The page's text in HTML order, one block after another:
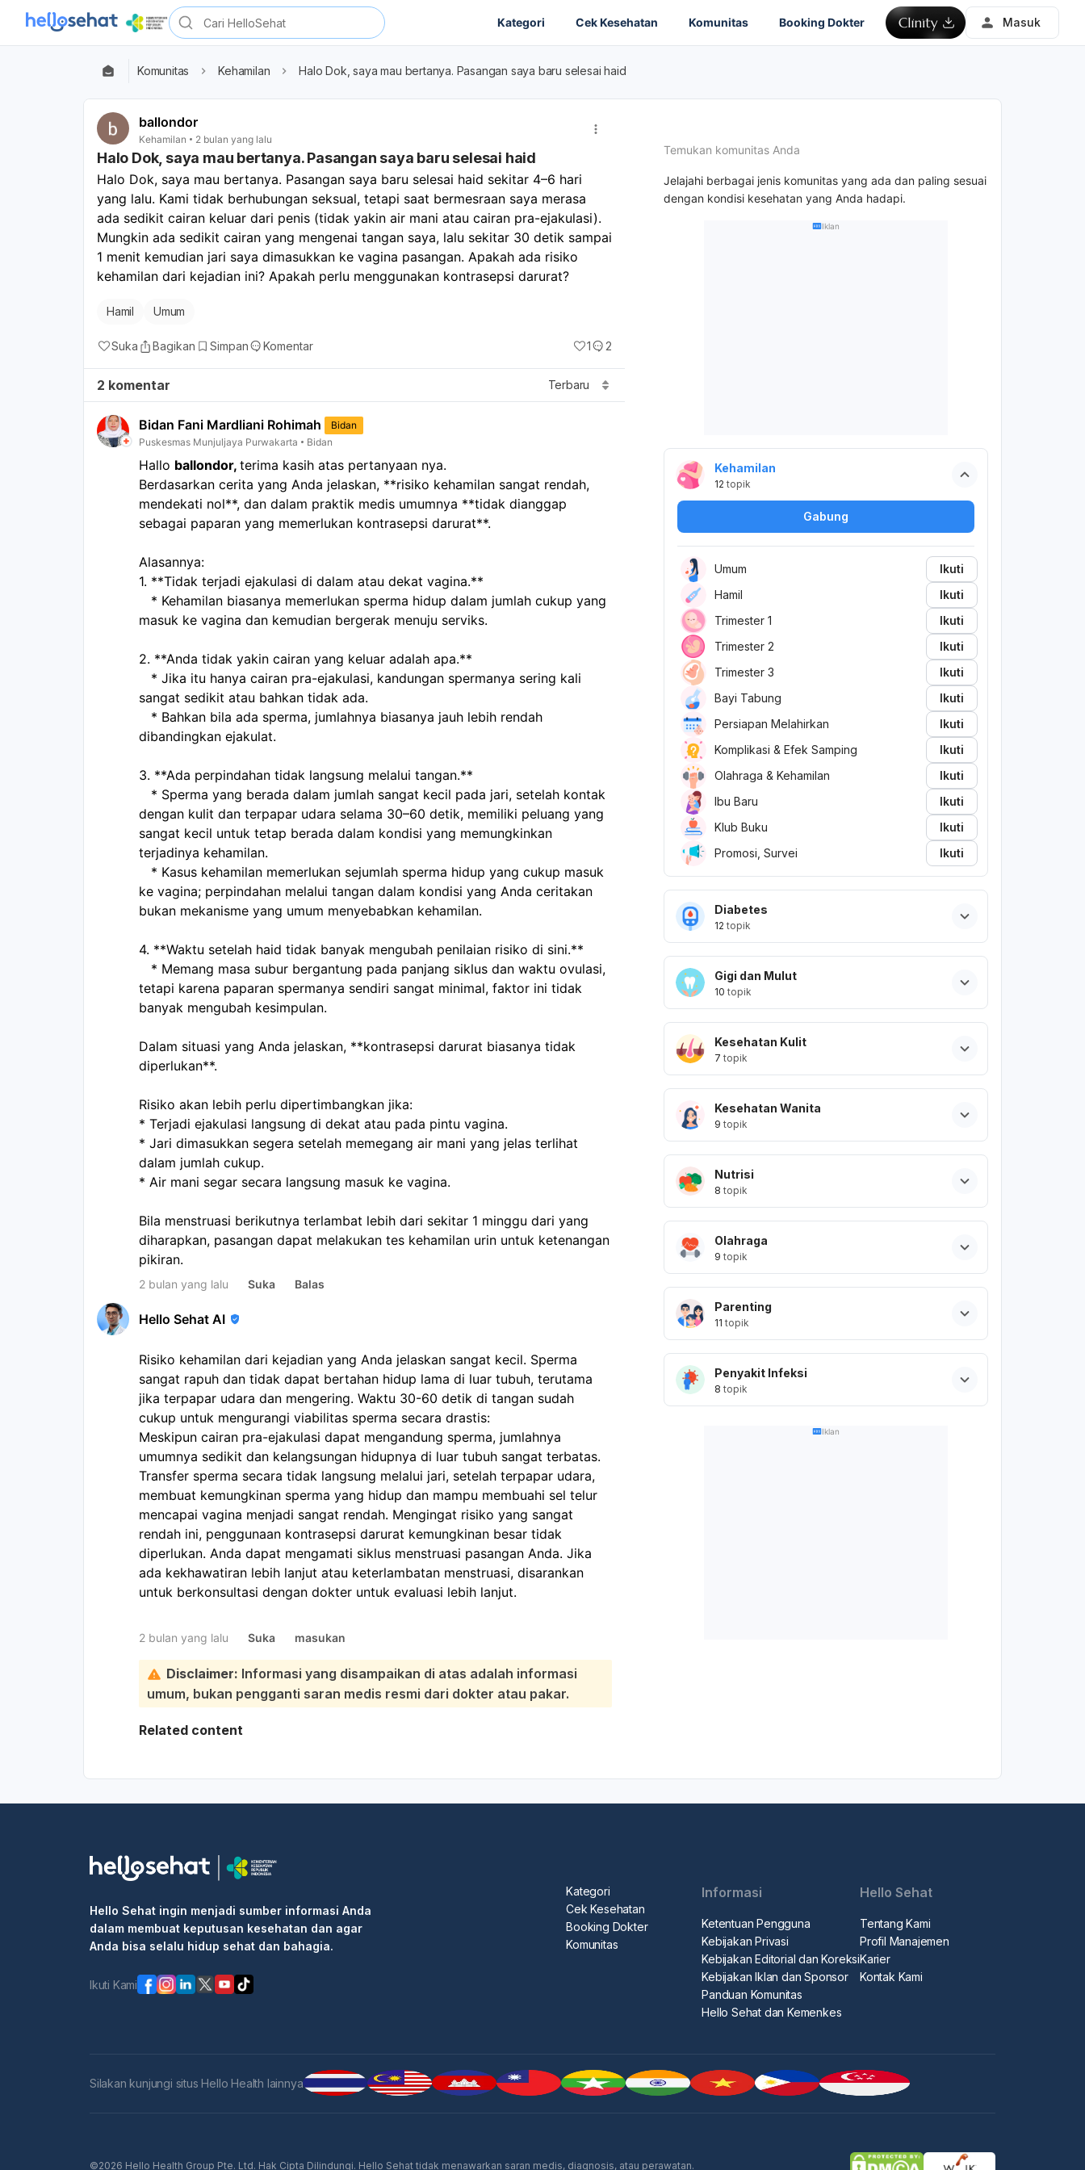
Kategori Cek Kesehatan Komunitas Booking Dokter Masuk
Komunitas Kehamilan Halo Dok, saya mau bertanya. Pasangan saya baru selesai haid
ballondor
Kehamilan 2 bulan yang lalu
Halo Dok, saya mau bertanya. Pasangan saya baru selesai haid
Halo Dok, saya mau bertanya. Pasangan saya baru selesai haid sekitar 4–6 hari
yang lalu. Kami tidak berhubungan seksual, tetapi saat bermesraan saya merasa
ada sedikit cairan keluar dari penis (tidak yakin air mani atau cairan pra-ejakulasi).
Mungkin ada sedikit cairan yang mengenai tangan saya, lalu sekitar 30 detik sampai
1 menit kemudian jari saya dimasukkan ke vagina pasangan. Apakah ada risiko
kehamilan dari kejadian ini? Apakah perlu menggunakan kontrasepsi darurat?
Hamil Umum
Suka Bagikan Simpan Komentar 1 2
2 komentar Terbaru
Bidan Fani Mardliani Rohimah
Bidan
Puskesmas Munjuljaya Purwakarta
Bidan
Hallo ballondor, terima kasih atas pertanyaan nya.
Berdasarkan cerita yang Anda jelaskan, **risiko kehamilan sangat rendah,
mendekati nol**, dan dalam praktik medis umumnya **tidak dianggap
sebagai paparan yang memerlukan kontrasepsi darurat**.
Alasannya:
1. **Tidak terjadi ejakulasi di dalam atau dekat vagina.**
masuk ke vagina dan kemudian bergerak menuju serviks.
2. **Anda tidak yakin cairan yang keluar adalah apa.**
sangat sedikit atau bahkan tidak ada.
dibandingkan ejakulat.
3. **Ada perpindahan tidak langsung melalui tangan.**
dengan kulit dan terpapar udara selama 30–60 detik, memiliki peluang yang
sangat kecil untuk tetap berada dalam kondisi yang memungkinkan
terjadinya kehamilan.
ke vagina; perpindahan melalui tangan dalam kondisi yang Anda ceritakan
bukan mekanisme yang umum menyebabkan kehamilan.
4. **Waktu setelah haid tidak banyak mengubah penilaian risiko di sini.**
tetapi karena paparan spermanya sendiri sangat minimal, faktor ini tidak
banyak mengubah kesimpulan.
Dalam situasi yang Anda jelaskan, **kontrasepsi darurat biasanya tidak
diperlukan**.
Risiko akan lebih perlu dipertimbangkan jika:
* Terjadi ejakulasi langsung di dekat atau pada pintu vagina.
* Jari dimasukkan segera setelah memegang air mani yang jelas terlihat
dalam jumlah cukup.
* Air mani segar secara langsung masuk ke vagina.
Bila menstruasi berikutnya terlambat lebih dari sekitar 1 minggu dari yang
diharapkan, pasangan dapat melakukan tes kehamilan urin untuk ketenangan
pikiran.
2 bulan yang lalu Suka Balas
Hello Sehat AI
Risiko kehamilan dari kejadian yang Anda jelaskan sangat kecil. Sperma
sangat rapuh dan tidak dapat bertahan hidup lama di luar tubuh, terutama
jika terpapar udara dan mengering. Waktu 30-60 detik di tangan sudah
cukup untuk mengurangi viabilitas sperma secara drastis:
Meskipun cairan pra-ejakulasi dapat mengandung sperma, jumlahnya
umumnya sedikit dan kelangsungan hidupnya di luar tubuh sangat terbatas.
Transfer sperma secara tidak langsung melalui jari, setelah terpapar udara,
membuat kemungkinan sperma yang hidup dan mampu membuahi sel telur
mencapai vagina menjadi sangat rendah. Mengingat risiko yang sangat
rendah ini, penggunaan kontrasepsi darurat kemungkinan besar tidak
diperlukan. Anda dapat mengamati siklus menstruasi pasangan Anda. Jika
ada kekhawatiran lebih lanjut atau keterlambatan menstruasi, disarankan
untuk berkonsultasi dengan dokter untuk evaluasi lebih lanjut.
2 bulan yang lalu Suka masukan
Disclaimer: Informasi yang disampaikan di atas adalah informasi
umum, bukan pengganti saran medis resmi dari dokter atau pakar.
Related content
Temukan komunitas Anda
Jelajahi berbagai jenis komunitas yang ada dan paling sesuai
dengan kondisi kesehatan yang Anda hadapi.
Iklan
Kehamilan
12 topik
Gabung
Umum
Ikuti
Hamil
Ikuti
Trimester 1
Ikuti
Trimester 2
Ikuti
Trimester 3
Ikuti
Bayi Tabung
Ikuti
Persiapan Melahirkan
Ikuti
Komplikasi & Efek Samping
Ikuti
Olahraga & Kehamilan
Ikuti
Ibu Baru
Ikuti
Klub Buku
Ikuti
Promosi, Survei
Ikuti
Diabetes
12 topik
Gigi dan Mulut
10 topik
Kesehatan Kulit
7 topik
Kesehatan Wanita
9 topik
Nutrisi
8 topik
Olahraga
9 topik
Parenting
11 topik
Penyakit Infeksi
8 topik
Iklan
Hello Sehat ingin menjadi sumber informasi Anda
dalam membuat keputusan kesehatan dan agar
Anda bisa selalu hidup sehat dan bahagia.
Ikuti Kami
Kategori
Cek Kesehatan
Booking Dokter
Komunitas
Informasi
Ketentuan Pengguna
Kebijakan Privasi
Kebijakan Editorial dan Koreksi
Kebijakan Iklan dan Sponsor
Panduan Komunitas
Hello Sehat dan Kemenkes
Hello Sehat
Tentang Kami
Profil Manajemen
Karier
Kontak Kami
Silakan kunjungi situs Hello Health lainnya
©2026 Hello Health Group Pte. Ltd. Hak Cipta Dilindungi. Hello Sehat tidak menawarkan saran medis, diagnosis, atau perawatan.